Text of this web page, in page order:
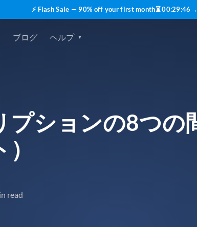
⚡ Flash Sale — 90% off your first month⏳00:29:45 →
ブログ ヘルプ
プションの8つの
read